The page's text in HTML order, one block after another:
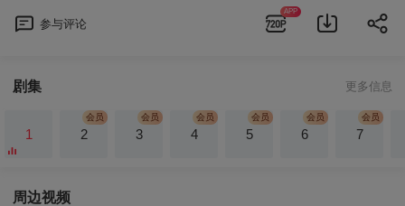
参与评论
APP
剧集 更多信息
1 2 3 4 5 6 7
周边视频